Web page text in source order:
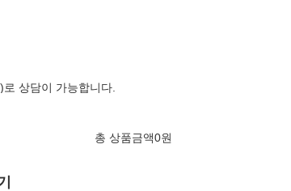
상담이 가능합니다.
총 상품금액0원